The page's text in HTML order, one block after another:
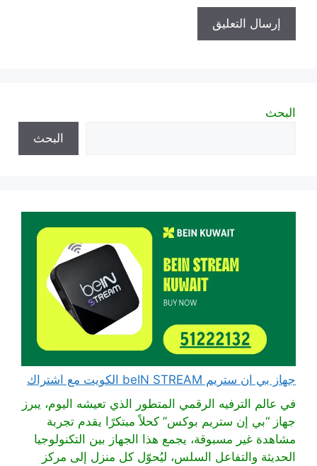
البحث
البحث
جهاز بي ان ستريم beIN STREAM الكويت مع اشتراك
في عالم الترفيه الرقمي المتطور الذي تعيشه اليوم، يبرز
جهاز “بي إن ستريم بوكس” كحلاً مبتكرًا يقدم تجربة
مشاهدة غير مسبوقة، يجمع هذا الجهاز بين التكنولوجيا
الحديثة والتفاعل السلس، ليُحوّل كل منزل إلى مركز